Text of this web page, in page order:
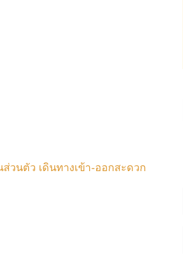
วนตัว เดินทางเข้า-ออกสะดวก